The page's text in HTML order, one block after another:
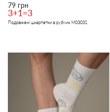
79 грн
3+1=3
Подовжені шкарпетки в рубчик M0303S